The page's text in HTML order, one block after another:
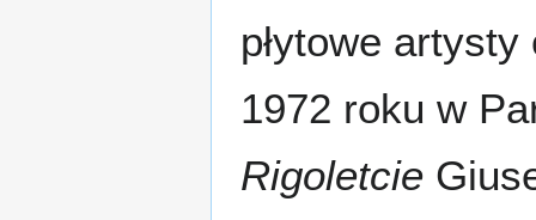
płytowe
1972 roku w
Rigoletcie